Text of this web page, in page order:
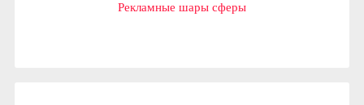
Рекламные шары сферы